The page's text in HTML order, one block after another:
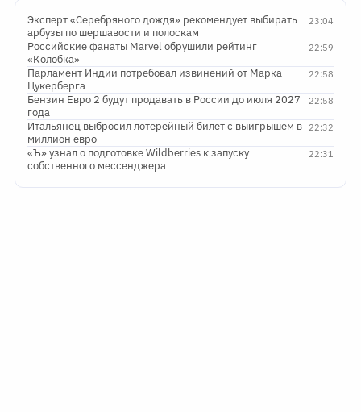
23:04
Эксперт «Серебряного дождя» рекомендует выбирать
арбузы по шершавости и полоскам
22:59
Российские фанаты Marvel обрушили рейтинг
«Колобка»
22:58
Парламент Индии потребовал извинений от Марка
Цукерберга
22:58
Бензин Евро 2 будут продавать в России до июля 2027
года
22:32
Итальянец выбросил лотерейный билет с выигрышем в
миллион евро
22:31
«Ъ» узнал о подготовке Wildberries к запуску
собственного мессенджера